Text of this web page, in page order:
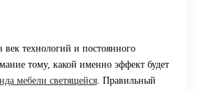
технологий и постоянного
тому, какой именно эффект будет
мебели светящейся. Правильный